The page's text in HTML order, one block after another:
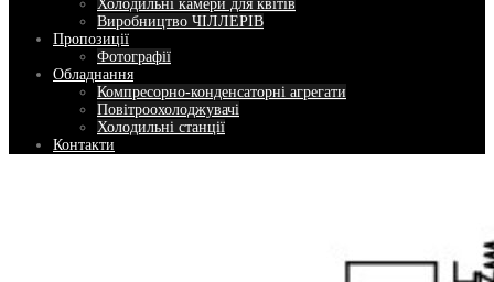
Холодильні камери для квітів
Виробництво ЧІЛЛЕРІВ
Пропозиції
Фотографії
Обладнання
Компресорно-конденсаторні агрегати
Повітроохолоджувачі
Холодильні станції
Контакти